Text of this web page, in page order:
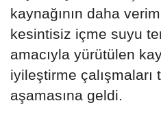
kaynağının daha
kesintisiz içme suyu
amacıyla yürütülen
iyileştirme çalışmaları
aşamasına geldi.